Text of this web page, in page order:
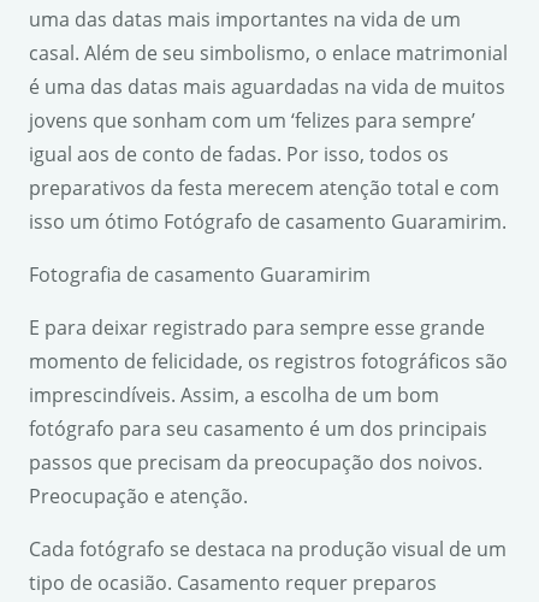
uma das datas mais importantes na vida de um
casal. Além de seu simbolismo, o enlace matrimonial
é uma das datas mais aguardadas na vida de muitos
jovens que sonham com um ‘felizes para sempre’
igual aos de conto de fadas. Por isso, todos os
preparativos da festa merecem atenção total e com
isso um ótimo Fotógrafo de casamento Guaramirim.
Fotografia de casamento Guaramirim
E para deixar registrado para sempre esse grande
momento de felicidade, os registros fotográficos são
imprescindíveis. Assim, a escolha de um bom
fotógrafo para seu casamento é um dos principais
passos que precisam da preocupação dos noivos.
Preocupação e atenção.
Cada fotógrafo se destaca na produção visual de um
tipo de ocasião. Casamento requer preparos